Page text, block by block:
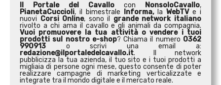
Il Portale del Cavallo con NonsoloCavallo,
PianetaCuccioli, il bimestrale Informa,laWebTVe i
nuovi Corsi Online, sono il grande network italiano
rivolto a chi ama il cavallo e gli animali da compagnia.
Vuoi promuovere la tua attività ovendere i tuoi
prodotti sul nostro e-shop? Chiama il numero 0362
990913 o scrivi una email a:
redazione@ilportaledelcavallo.it. Il network
pubblicizza la tua azienda, il tuo sito e i tuoi prodotti a
migliaia di persone ogni mese, questo consente di poter
realizzare campagne di marketing verticalizzate e
integrate tra il mondo digitale e il mercato reale.